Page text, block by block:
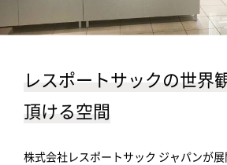
レスポートサックの世界
頂ける空間
株式会社レスポートサック ジャパンが